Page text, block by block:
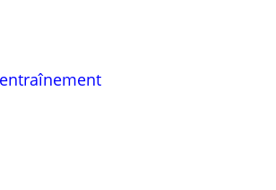
et 31 stations d’entraînement